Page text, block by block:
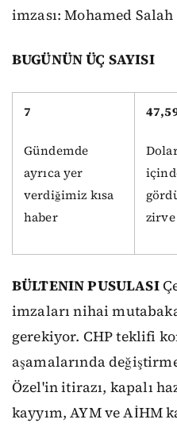
imzası: Mohamed
BUGÜNÜN ÜÇ SAYISI
7
Gündemde
ayrıca yer
verdiğimiz kısa
haber
zirve
BÜLTENIN PUSULASI
imzaları nihai
gerekiyor. CHP teklifi
aşamalarında
Özel'in itirazı, kapalı
kayyım, AYM ve AİHM